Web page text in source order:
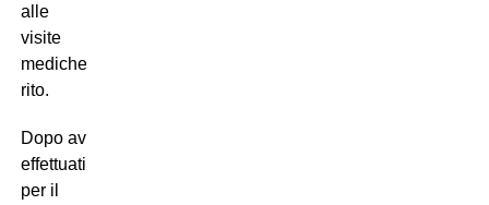
alle
visite
mediche di
rito.
Dopo averli
effettuati ed confermare l’idoneità,
per il